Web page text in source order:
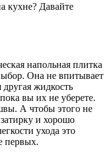
кухне? Давайте
напольная плитка
Она не впитывает
жидкость
вы их не уберете.
А чтобы этого не
и хорошо
ухода это
первых.